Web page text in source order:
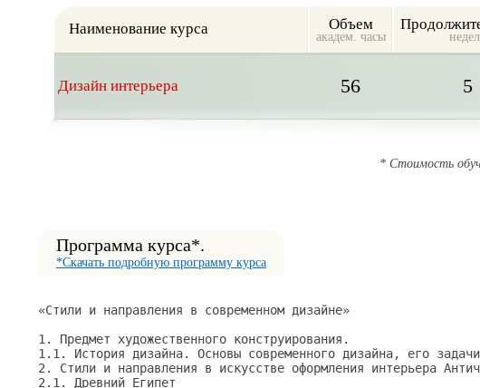
Наименование курса Объем
академ. часы
Дизайн интерьера 56 5
* Стоимость
Программа курса*.
*Скачать подробную программу курса
«Стили и направления в современном дизайне»
1. Предмет художественного конструирования.
1.1. История дизайна. Основы современного дизайна, его
2. Стили и направления в искусстве оформления интерьера
2.1. Древний Египет